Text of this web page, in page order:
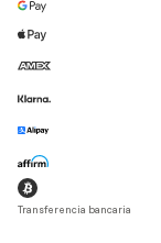
Transferencia bancaria